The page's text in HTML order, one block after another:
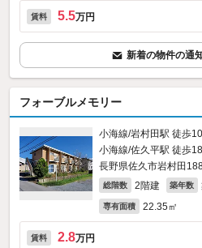
賃料 5.5万円
新着の物件の通
フォーブルメモリー
小海線/岩村田駅 徒歩
小海線/佐久平駅 徒歩
長野県佐久市岩村田
総階数 2階建 築年数
専有面積 22.35㎡
賃料 2.8万円